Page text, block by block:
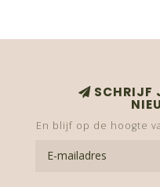
SCHRIJF
En blijf op de hoogte